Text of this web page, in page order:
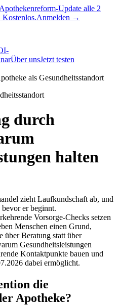
Update alle 2
Kostenlos.Anmelden →
Über unsJetzt testen
als Gesundheitsstandort
durch
halten
zieht Laufkundschaft ab, und
er beginnt.
Vorsorge-Checks setzen
Menschen einen Grund,
über Beratung statt über
Gesundheitsleistungen
Kontaktpunkte bauen und
dabei ermöglicht.
die
Apotheke?